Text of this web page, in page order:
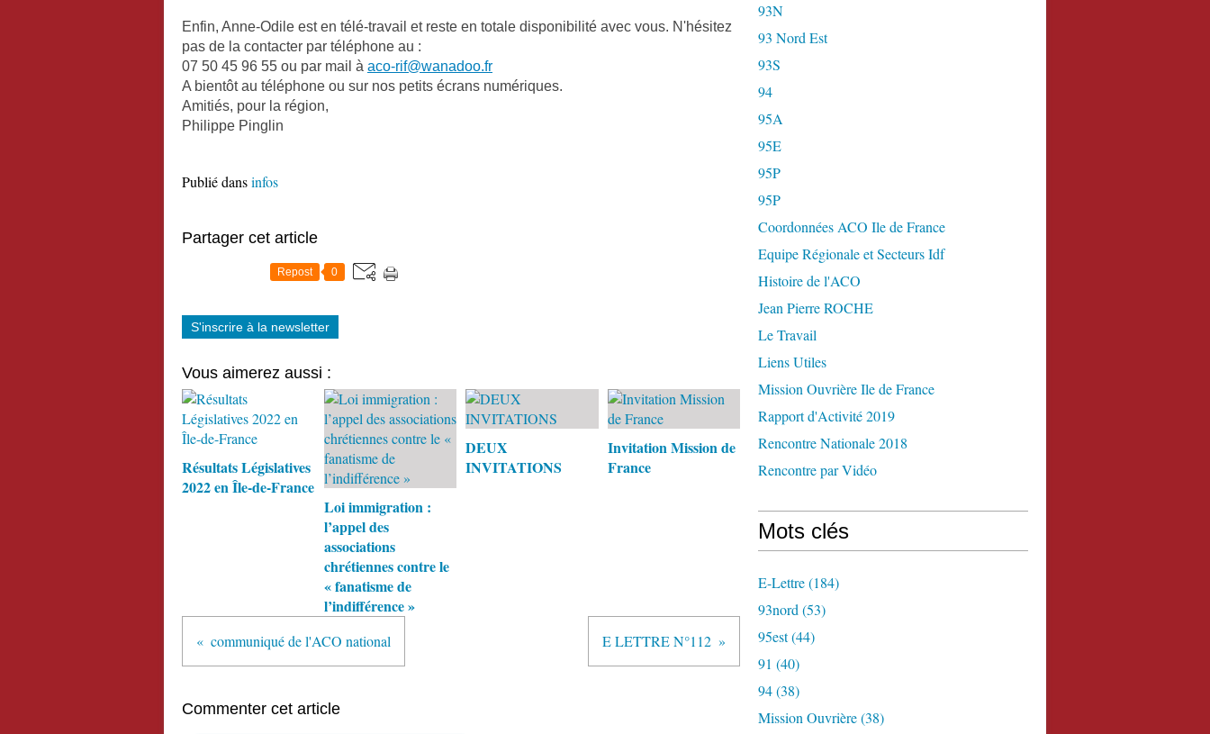
Enfin, Anne-Odile est en télé-travail et reste en totale disponibilité avec vous. N'hésitez
pas de la contacter par téléphone au :
07 50 45 96 55 ou par mail à aco-rif@wanadoo.fr
A bientôt au téléphone ou sur nos petits écrans numériques.
Amitiés, pour la région,
Philippe Pinglin
Publié dansinfos
Partager cet article
Repost 0
S'inscrire à la newsletter
Vous aimerez aussi :
Résultats Législatives
2022 en Île-de-France
Loi immigration :
l’appel des
associations
chrétiennes contre le
« fanatisme de
l’indifférence »
DEUX
INVITATIONS
Invitation Mission de
France
communiqué de l'ACO national E LETTRE N°112
Commenter cet article
93N
93 Nord Est
93S
94
95A
95E
95P
95P
Coordonnées ACO Ile de France
Equipe Régionale et Secteurs Idf
Histoire de l'ACO
Jean Pierre ROCHE
Le Travail
Liens Utiles
Mission Ouvrière Ile de France
Rapport d'Activité 2019
Rencontre Nationale 2018
Rencontre par Vidéo
Mots clés
E-Lettre(184)
93nord (53)
95est(44)
91 (40)
94(38)
Mission Ouvrière(38)